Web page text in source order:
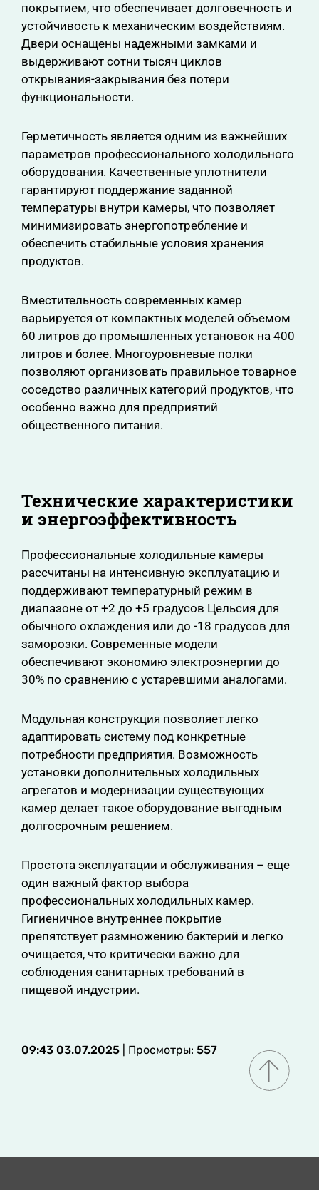
покрытием, что обеспечивает долговечность и
устойчивость к механическим воздействиям.
Двери оснащены надежными замками и
выдерживают сотни тысяч циклов
открывания-закрывания без потери
функциональности.
Герметичность является одним из важнейших
параметров профессионального холодильного
оборудования. Качественные уплотнители
гарантируют поддержание заданной
температуры внутри камеры, что позволяет
минимизировать энергопотребление и
обеспечить стабильные условия хранения
продуктов.
Вместительность современных камер
варьируется от компактных моделей объемом
60 литров до промышленных установок на 400
литров и более. Многоуровневые полки
позволяют организовать правильное товарное
соседство различных категорий продуктов, что
особенно важно для предприятий
общественного питания.
Технические характеристики
и энергоэффективность
Профессиональные холодильные камеры
рассчитаны на интенсивную эксплуатацию и
поддерживают температурный режим в
диапазоне от +2 до +5 градусов Цельсия для
обычного охлаждения или до -18 градусов для
заморозки. Современные модели
обеспечивают экономию электроэнергии до
30% по сравнению с устаревшими аналогами.
Модульная конструкция позволяет легко
адаптировать систему под конкретные
потребности предприятия. Возможность
установки дополнительных холодильных
агрегатов и модернизации существующих
камер делает такое оборудование выгодным
долгосрочным решением.
Простота эксплуатации и обслуживания – еще
один важный фактор выбора
профессиональных холодильных камер.
Гигиеничное внутреннее покрытие
препятствует размножению бактерий и легко
очищается, что критически важно для
соблюдения санитарных требований в
пищевой индустрии.
09:43 03.07.2025 | Просмотры: 557